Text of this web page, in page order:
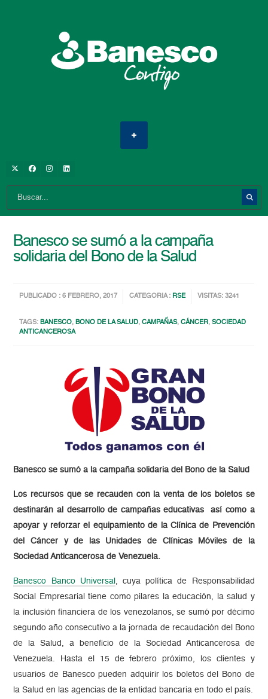
Banesco se sumó a la campaña
solidaria del Bono de la Salud
PUBLICADO : 6 FEBRERO, 2017 CATEGORIA : RSE VISITAS: 3241
TAGS:BANESCO,BONO DE LA SALUD,CAMPAÑAS,CÁNCER,SOCIEDAD
ANTICANCEROSA
Banesco se sumó a la campaña solidaria del Bono de la Salud
Los recursos que se recauden con la venta de los boletos se
destinarán al desarrollo de campañas educativas así como a
apoyar y reforzar el equipamiento de la Clínica de Prevención
del Cáncer y de las Unidades de Clínicas Móviles de la
Sociedad Anticancerosa de Venezuela.
Banesco Banco Universal , cuya política de Responsabilidad
Social Empresarial tiene como pilares la educación, la salud y
la inclusión financiera de los venezolanos, se sumó por décimo
segundo año consecutivo a la jornada de recaudación del Bono
de la Salud, a beneficio de la Sociedad Anticancerosa de
Venezuela. Hasta el 15 de febrero próximo, los clientes y
usuarios de Banesco pueden adquirir los boletos del Bono de
la Salud en las agencias de la entidad bancaria en todo el país.